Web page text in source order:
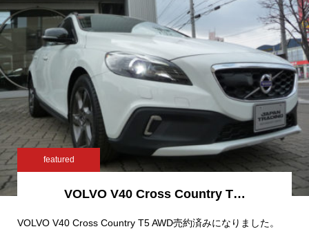
featured
VOLVO V40 Cross Country T…
VOLVO V40 Cross Country T5 AWD売約済みになりました。